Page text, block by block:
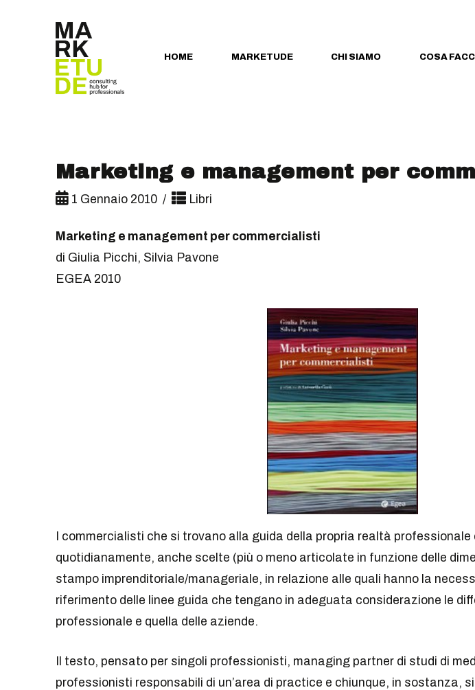
HOME MARKETUDE CHI SIAMO COSA
Marketing e management per
1 Gennaio 2010 Libri
Marketing e management per commercialisti
di Giulia Picchi, Silvia Pavone
EGEA 2010
I commercialisti che si trovano alla guida della propria realtà
quotidianamente, anche scelte (più o meno articolate in funzione delle
stampo imprenditoriale/manageriale, in relazione alle quali hanno la
riferimento delle linee guida che tengano in adeguata considerazione le
professionale e quella delle aziende.
Il testo, pensato per singoli professionisti, managing partner di studi di
professionisti responsabili di un’area di practice e chiunque, in sostanza,